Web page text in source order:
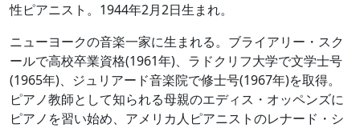
性ピアニスト。1944年2月2日生まれ。
ニューヨークの音楽一家に生まれる。ブライアリー・スク
ールで高校卒業資格(1961年)、ラドクリフ大学で文学士号
(1965年)、ジュリアード音楽院で修士号(1967年)を取得。
ピアノ教師として知られる母親のエディス・オッペンズに
ピアノを習い始め、アメリカ人ピアニストのレナード・シ